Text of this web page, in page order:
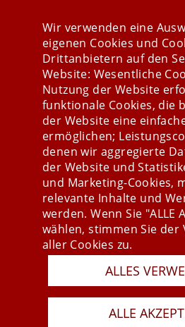
Stay
Presse
Newsletter
AGB
Wir verwenden eine
eigenen Cookies und
Drittanbietern auf den
Website: Wesentliche
Nutzung der Website
funktionale Cookies, die
der Website eine
ermöglichen;
denen wir aggregierte
der Website und
und Marketing-Cookies,
relevante Inhalte und
werden. Wenn Sie "ALLE
wählen, stimmen Sie der
aller Cookies zu.
ALLES
ALLE